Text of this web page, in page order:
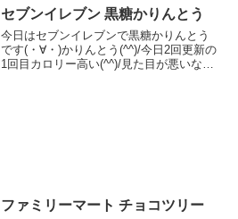
セブンイレブン 黒糖かりんとう
今日はセブンイレブンで黒糖かりんとう
です(・∀・)かりんとう(^^)/今日2回更新の
1回目カロリー高い(^^)/見た目が悪いな
ファミリーマート チョコツリー